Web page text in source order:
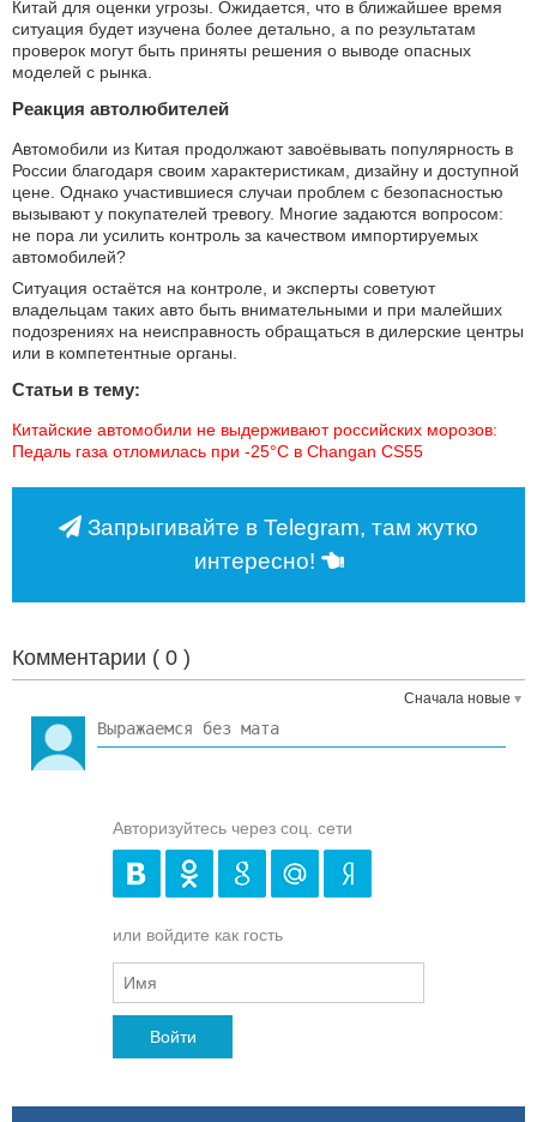
Китай для оценки угрозы. Ожидается, что в ближайшее время
ситуация будет изучена более детально, а по результатам
проверок могут быть приняты решения о выводе опасных
моделей с рынка.
Реакция автолюбителей
Автомобили из Китая продолжают завоёвывать популярность в
России благодаря своим характеристикам, дизайну и доступной
цене. Однако участившиеся случаи проблем с безопасностью
вызывают у покупателей тревогу. Многие задаются вопросом:
не пора ли усилить контроль за качеством импортируемых
автомобилей?
Ситуация остаётся на контроле, и эксперты советуют
владельцам таких авто быть внимательными и при малейших
подозрениях на неисправность обращаться в дилерские центры
или в компетентные органы.
Статьи в тему:
Китайские автомобили не выдерживают российских морозов:
Педаль газа отломилась при -25°C в Changan CS55
Запрыгивайте в Telegram, там жутко
интересно!
Комментарии ( 0 )
Сначала новые
Авторизуйтесь через соц. сети
или войдите как гость
Войти